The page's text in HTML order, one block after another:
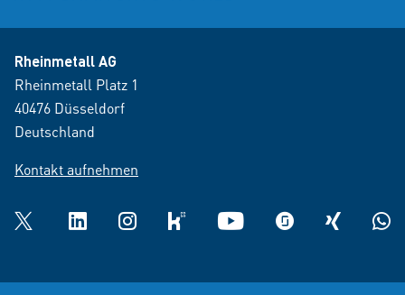
Rheinmetall AG
Rheinmetall Platz 1
40476 Düsseldorf
Deutschland
Kontakt aufnehmen
Twitter LinkedInInstagramkununu YouTube glassdoorXING